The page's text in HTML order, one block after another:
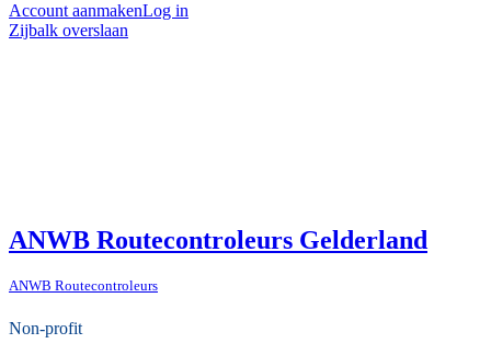
Account aanmakenLog in
Zijbalk overslaan
ANWB Routecontroleurs Gelderland
ANWB Routecontroleurs
Non-profit